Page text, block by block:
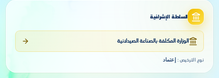
السلطة الإشرافية
الوزارة المكلفة بالصناعة الصيدلانية
نوع الترخيص: إعتماد